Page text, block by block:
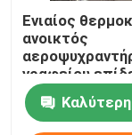
Ενιαίος
ανοικτός
γραφείου
πιό ψυχρός